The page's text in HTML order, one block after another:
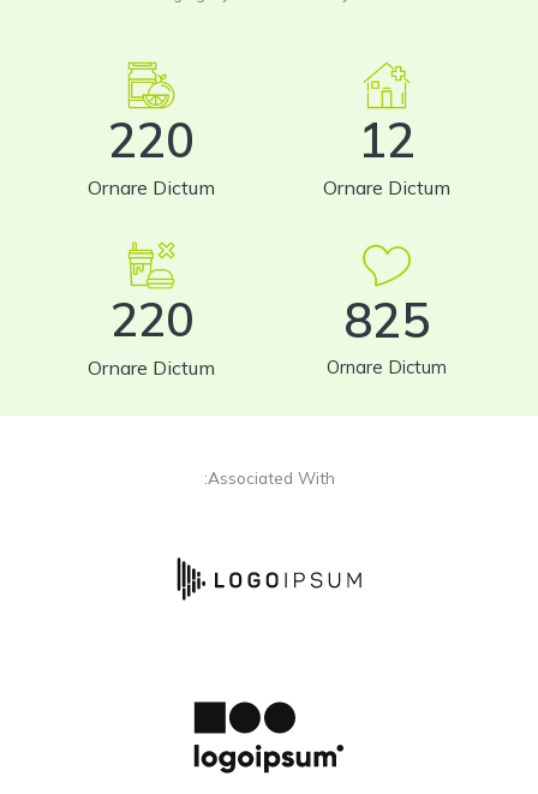
12
Ornare Dictum
220
Ornare Dictum
825
Ornare Dictum
220
Ornare Dictum
Associated With: